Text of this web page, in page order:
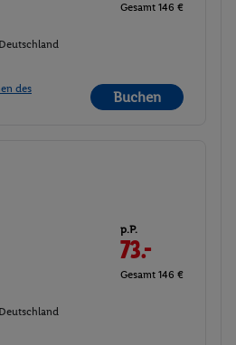
Gesamt 146 €
des
Buchen
p.P.
73.-
Gesamt 146 €